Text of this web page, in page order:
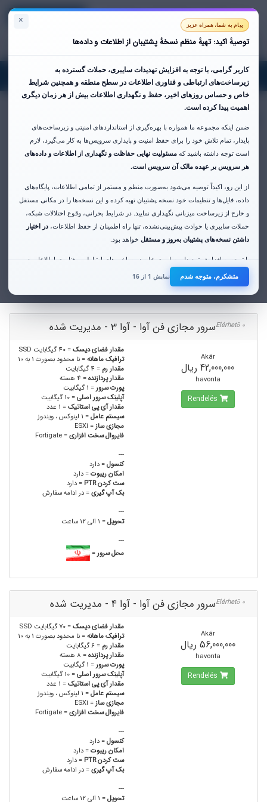
× پیام به شما، همراه عزیز
توصیهٔ اکید: تهیهٔ منظم نسخهٔ پشتیبان از اطلاعات و داده‌ها
کاربر گرامی، با توجه به افزایش تهدیدات سایبری، حملات گسترده به
زیرساخت‌های ارتباطی و فناوری اطلاعات در سطح منطقه و همچنین شرایط
خاص و حساس روزهای اخیر،حفظ و نگهداری اطلاعات بیش از هر زمان دیگری
اهمیت پیدا کرده است.
ضمن اینکه مجموعه ما همواره با بهره‌گیری از استانداردهای امنیتی و زیرساخت‌های
پایدار، تمام تلاش خود را برای حفظ امنیت و پایداری سرویس‌ها به کار می‌گیرد، لازم
است توجه داشته باشید کهمسئولیت نهایی حفاظت و نگهداری از اطلاعات و داده‌های
هر سرویس بر عهده مالک آن سرویس است.
از این رو، اکیداً توصیه می‌شود به‌صورت منظم و مستمر از تمامی اطلاعات، پایگاه‌های
داده، فایل‌ها و تنظیمات خود نسخه پشتیبان تهیه کرده و این نسخه‌ها را در مکانی مستقل
و خارج از زیرساخت میزبانی نگهداری نمایید. در شرایط بحرانی، وقوع اختلالات شبکه،
حملات سایبری یا حوادث پیش‌بینی‌نشده، تنها راه اطمینان از حفظ اطلاعات،در اختیار
داشتن نسخه‌های پشتیبان به‌روز و مستقل خواهد بود.
با توجه به افزایش تهدیدات سایبری علیه زیرساخت‌های ارتباطی و فناوری اطلاعات در
ماه‌های اخیر، رعایت این موضوع برای تمامی صاحبان کسب‌وکارهای آنلاین ضروری
است.
از همکاری و توجه شما صمیمانه سپاسگزاریم.
هر زمان خواستید صدا بزنید
این شماره برای همراهی و پاسخ‌گویی به شماست؛ از اینکه به ما اعتماد می‌کنید،
صمیمانه سپاسگزاریم.
متشکرم، متوجه شدم نمایش 1 از 16
Kosár megtekintése
سرور مجازی ایران فن آوا
سرور مجازی SSD ایران - پورت 10 گیگابیت
Műveletek
سرور مجازی فن آوا - آوا 3 - مدیریت شده 0 Elérhető
مقدار فضای دیسک= 40 گیگابایت SSD
ترافیک ماهانه= نا محدود بصورت 1 به 10
مقدار رم = 4 گیگابایت
مقدار پردازنده= 4 هسته
پورت سرور= 1 گیگابیت
آپلینک سرور اصلی= 10 گیگابیت
مقدار آی پی استاتیک= 1 عدد
سیستم عامل= 1 لینوکس ، ویندوز
مجازی ساز= ESXi
فایروال سخت افزاری= Fortigate
---
کنسول= دارد
امکان ریبوت= دارد
ست کردن PTR
= دارد
بک آپ گیری= در ادامه سفارش
---
تحویل= 1 الی 12 ساعت
---
محل سرور =
Akár
42,000,000 ریال
havonta
سرور مجازی فن آوا - آوا 4 - مدیریت شده 0 Elérhető
مقدار فضای دیسک= 70 گیگابایت SSD
ترافیک ماهانه= نا محدود بصورت 1 به 10
مقدار رم = 6 گیگابایت
مقدار پردازنده= 8 هسته
پورت سرور= 1 گیگابیت
آپلینک سرور اصلی= 10 گیگابیت
مقدار آی پی استاتیک= 1 عدد
سیستم عامل= 1 لینوکس ، ویندوز
مجازی ساز= ESXi
فایروال سخت افزاری= Fortigate
---
کنسول= دارد
امکان ریبوت= دارد
ست کردن PTR
= دارد
بک آپ گیری= در ادامه سفارش
---
تحویل= 1 الی 12 ساعت
Akár
56,000,000 ریال
havonta